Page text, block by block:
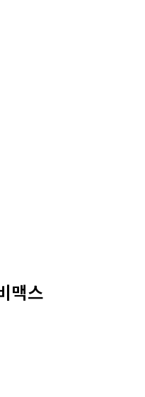
맥스